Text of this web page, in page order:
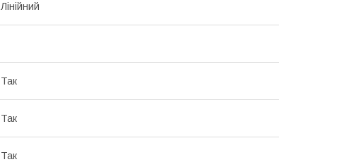
Лінійний
Так
Так
Так